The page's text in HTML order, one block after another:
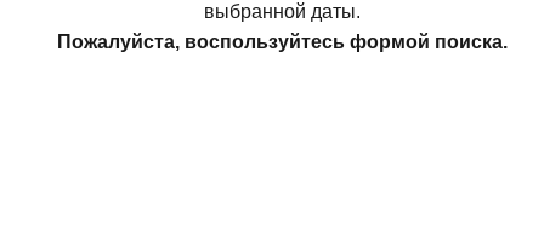
выбранной даты.
Пожалуйста, воспользуйтесь формой поиска.